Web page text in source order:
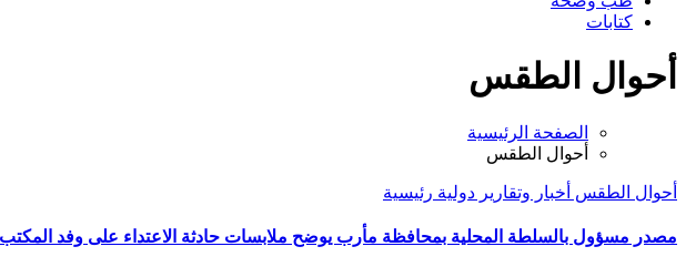
كتابات
أحوال الطقس
الصفحة الرئيسية
أحوال الطقس
أحوال الطقس أخبار وتقارير دولية رئيسية
مصدر مسؤول بالسلطة المحلية بمحافظة مأرب يوضح ملابسات حادثة الاعتداء على وفد